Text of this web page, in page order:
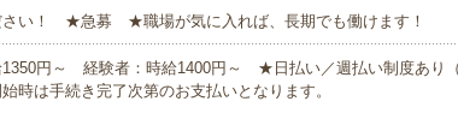
さい！ ★急募 ★職場が気に入れば、長期でも働けます！
1350円～ 経験者：時給1400円～ ★日払い／週払い制度あり
時は手続き完了次第のお支払いとなります。